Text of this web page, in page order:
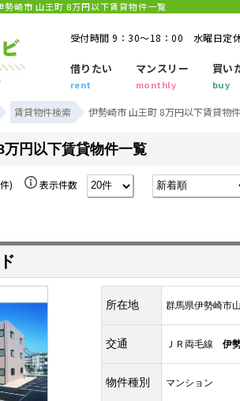
勢崎市 山王町 8万円以下賃貸物件一覧
受付時間 9：30～18：00 水曜日定
借りたい
rent
マンスリー
monthly
買い
buy
賃貸物件検索 伊勢崎市 山王町 8万円以下賃貸物
円以下賃貸物件一覧
) 表示件数
所在地 群馬県伊勢崎市
交通 ＪＲ両毛線 伊
物件種別 マンション